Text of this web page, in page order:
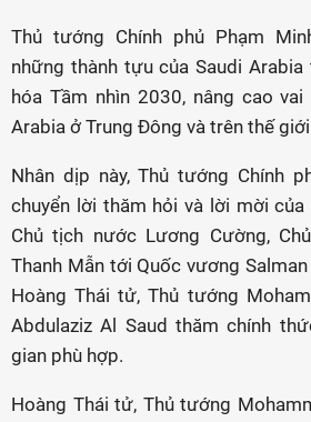
Thủ tướng Chính phủ Phạm
những thành tựu của Saudi
hóa Tầm nhìn 2030, nâng cao
Arabia ở Trung Đông và trên thế
Nhân dịp này, Thủ tướng Chính
chuyển lời thăm hỏi và lời mời
Chủ tịch nước Lương Cường,
Thanh Mẫn tới Quốc vương
Hoàng Thái tử, Thủ tướng
Abdulaziz Al Saud thăm chính
gian phù hợp.
Hoàng Thái tử, Thủ tướng